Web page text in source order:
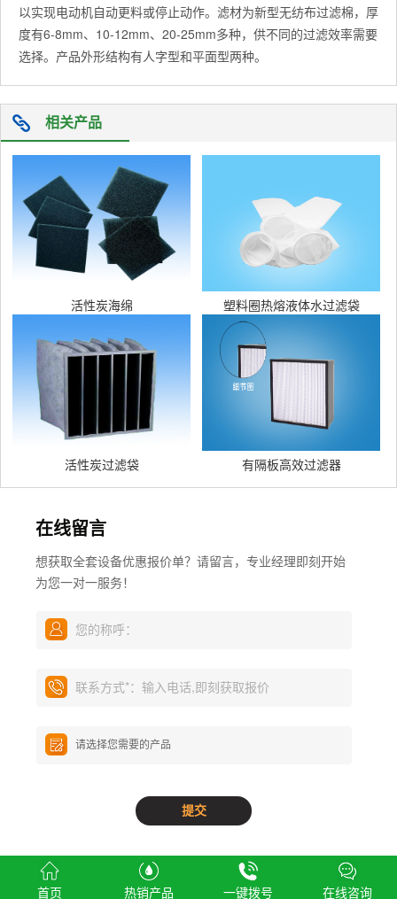
以实现电动机自动更料或停止动作。滤材为新型无纺布过滤棉，厚
度有6-8mm、10-12mm、20-25mm多种，供不同的过滤效率需要
选择。产品外形结构有人字型和平面型两种。
相关产品
活性炭海绵 塑料圈热熔液体水过滤袋
活性炭过滤袋 有隔板高效过滤器
在线留言
想获取全套设备优惠报价单？请留言，专业经理即刻开始
为您一对一服务！
您的称呼：
联系方式*：输入电话,即刻获取报价
Copyright © 广州市白云区富鑫空气过滤设备厂
首页 热销产品 一键拨号 在线咨询